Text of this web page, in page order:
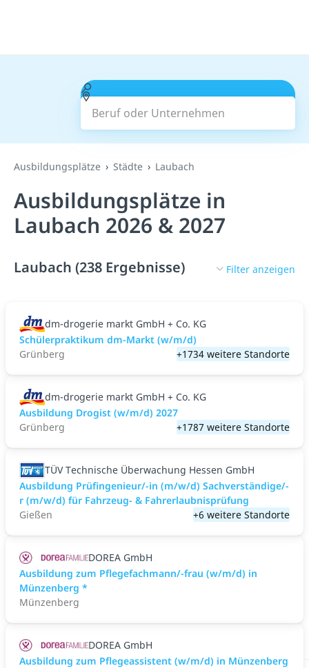
Beruf oder Unternehmen
Suchen
Ausbildungsplätze Städte Laubach
Ausbildungsplätze in
Laubach 2026 & 2027
Laubach (238 Ergebnisse) Filter anzeigen
dm-drogerie markt GmbH + Co. KG
Schülerpraktikum dm-Markt (w/m/d)
Grünberg
+1734 weitere Standorte
dm-drogerie markt GmbH + Co. KG
Ausbildung Drogist (w/m/d) 2027
Grünberg
+1787 weitere Standorte
TÜV Technische Überwachung Hessen GmbH
Ausbildung Prüfingenieur/-in (m/w/d) Sachverständige/-
r (m/w/d) für Fahrzeug- & Fahrerlaubnisprüfung
Gießen
+6 weitere Standorte
DOREA GmbH
Ausbildung zum Pflegefachmann/-frau (w/m/d) in
Münzenberg *
Münzenberg
DOREA GmbH
Ausbildung zum Pflegeassistent (w/m/d) in Münzenberg